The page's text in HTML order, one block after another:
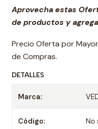
Aprovecha estas
de productos y
Precio Oferta por
de Compras.
DETALLES
Marca:
Código:
No